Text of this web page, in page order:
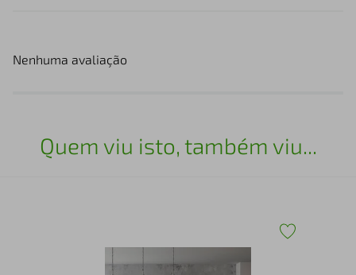
Nenhuma avaliação
Quem viu isto, também viu...